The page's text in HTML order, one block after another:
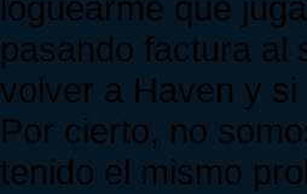
loguearme que
pasando factura al
volver a Haven y
Por cierto, no
tenido el mismo